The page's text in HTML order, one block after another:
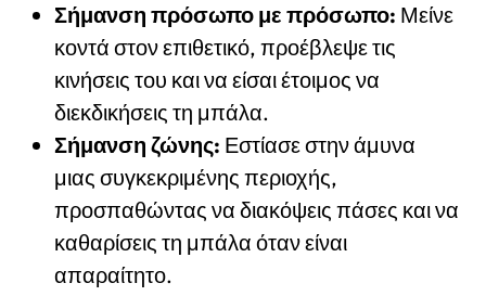
Σήμανση πρόσωπο με πρόσωπο: Μείνε
κοντά στον επιθετικό, προέβλεψε τις
κινήσεις του και να είσαι έτοιμος να
διεκδικήσεις τη μπάλα.
Σήμανση ζώνης: Εστίασε στην άμυνα
μιας συγκεκριμένης περιοχής,
προσπαθώντας να διακόψεις πάσες και να
καθαρίσεις τη μπάλα όταν είναι
απαραίτητο.